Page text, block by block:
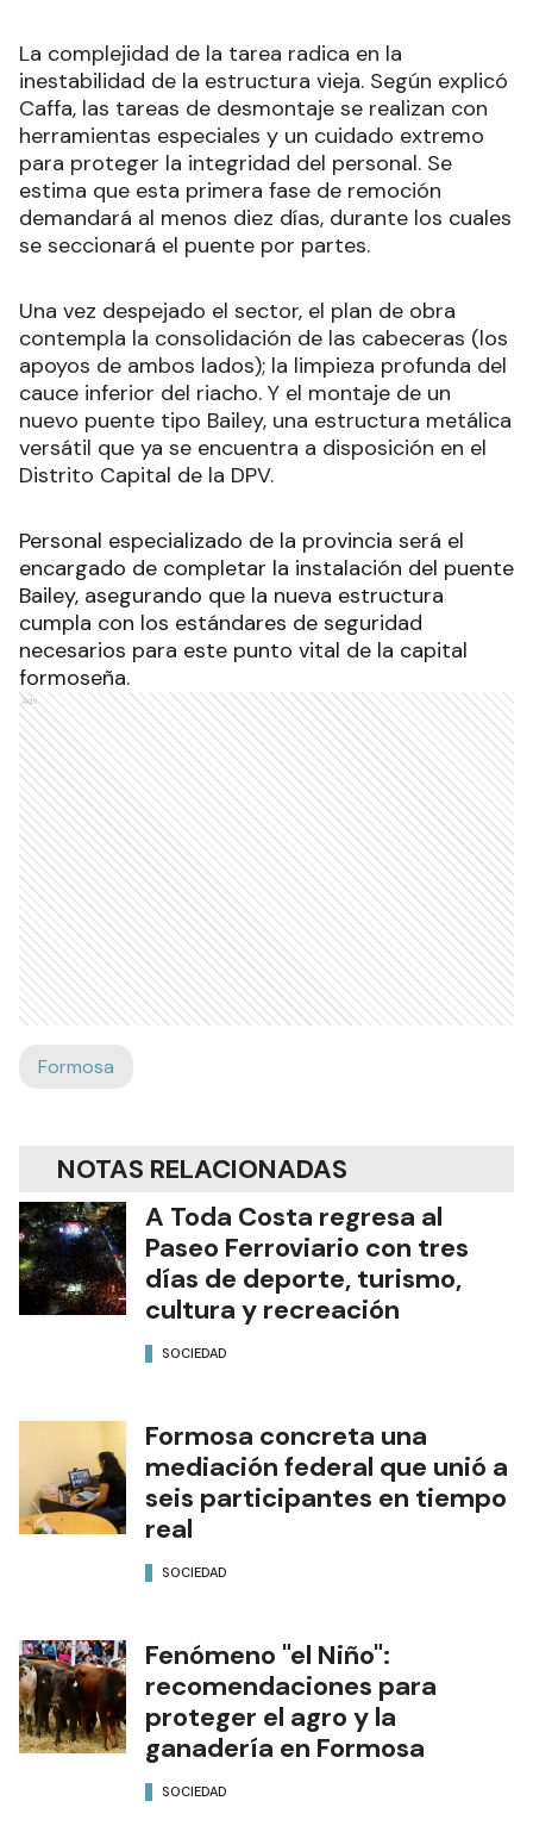
residuos cloacales.
La complejidad de la tarea radica en la
inestabilidad de la estructura vieja. Según explicó
Caffa, las tareas de desmontaje se realizan con
herramientas especiales y un cuidado extremo
para proteger la integridad del personal. Se
estima que esta primera fase de remoción
se seccionará el puente por partes.
Una vez despejado el sector, el plan de obra
contempla la consolidación de las cabeceras (los
apoyos de ambos lados); la limpieza profunda del
cauce inferior del riacho. Y el montaje de un
nuevo puente tipo Bailey, una estructura metálica
Distrito Capital de la DPV.
Personal especializado de la provincia será el
encargado de completar la instalación del puente
Bailey, asegurando que la nueva estructura
cumpla con los estándares de seguridad
necesarios para este punto vital de la capital
formoseña.
Ads
NOTAS RELACIONADAS
A Toda Costa regresa al
Paseo Ferroviario con tres
días de deporte, turismo,
cultura y recreación
Formosa concreta una
mediación federal que unió a
seis participantes en tiempo
real
Fenómeno "el Niño":
recomendaciones para
proteger el agro y la
ganadería en Formosa